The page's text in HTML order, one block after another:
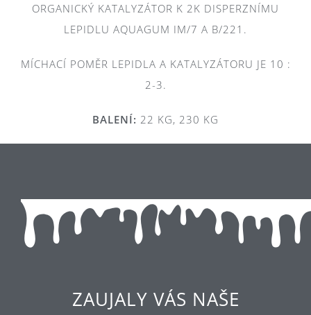
ORGANICKÝ KATALYZÁTOR K 2K DISPERZNÍMU
LEPIDLU AQUAGUM IM/7 A B/221.
MÍCHACÍ POMĚR LEPIDLA A KATALYZÁTORU JE 10 :
2-3.
BALENÍ: 22 KG, 230 KG
ZAUJALY VÁS NAŠE